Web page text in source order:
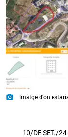
photo_camera
Imatge d'on
10/DE SET./24